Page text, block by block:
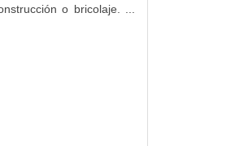
o bricolaje. ...